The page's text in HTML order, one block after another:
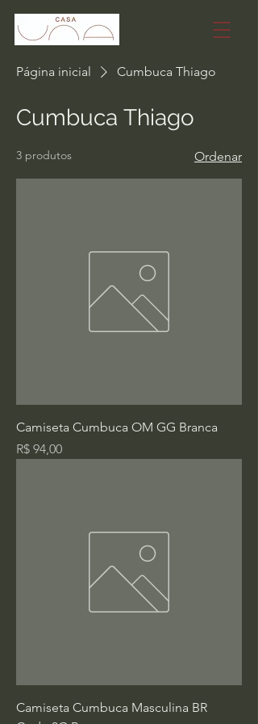
Página inicial Cumbuca Thiago
Cumbuca Thiago
3 produtos Ordenar
Camiseta Cumbuca OM GG Branca
Preço
R$ 94,00
Camiseta Cumbuca Masculina BR